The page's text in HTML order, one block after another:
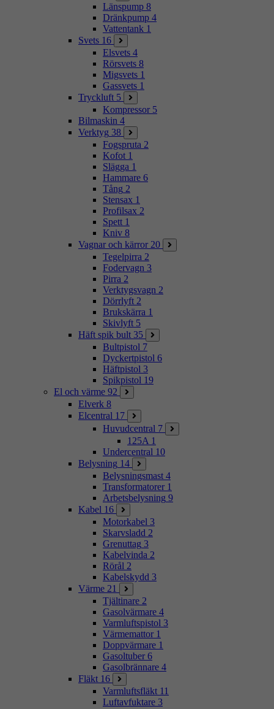
Länspump 8
Dränkpump 4
Vattentank 1
Svets 16
Elsvets 4
Rörsvets 8
Migsvets 1
Gassvets 1
Tryckluft 5
Kompressor 5
Bilmaskin 4
Verktyg 38
Fogspruta 2
Kofot 1
Slägga 1
Hammare 6
Tång 2
Stensax 1
Profilsax 2
Spett 1
Kniv 8
Vagnar och kärror 20
Tegelpirra 2
Fodervagn 3
Pirra 2
Verktygsvagn 2
Dörrlyft 2
Brukskärra 1
Skivlyft 5
Häft spik bult 35
Bultpistol 7
Dyckertpistol 6
Häftpistol 3
Spikpistol 19
El och värme 92
Elverk 8
Elcentral 17
Huvudcentral 7
125A 1
Undercentral 10
Belysning 14
Belysningsmast 4
Transformatorer 1
Arbetsbelysning 9
Kabel 16
Motorkabel 3
Skarvsladd 2
Grenuttag 3
Kabelvinda 2
Rörål 2
Kabelskydd 3
Värme 21
Tjältinare 2
Gasolvärmare 4
Varmluftspistol 3
Värmemattor 1
Doppvärmare 1
Gasoltuber 6
Gasolbrännare 4
Fläkt 16
Varmluftsfläkt 11
Luftavfuktare 3